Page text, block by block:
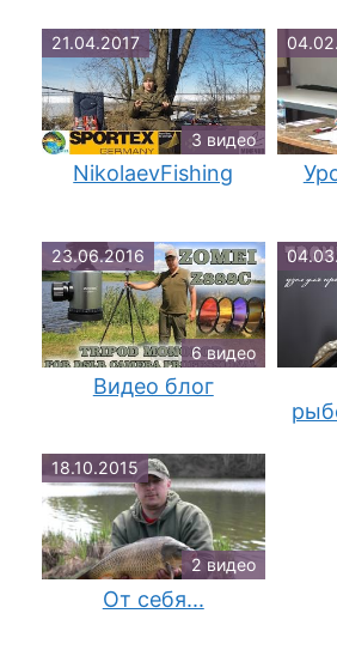
21.04.2017
3 видео
NikolaevFishing
23.06.2016
6 видео
Видео блог
18.10.2015
2 видео
От себя...